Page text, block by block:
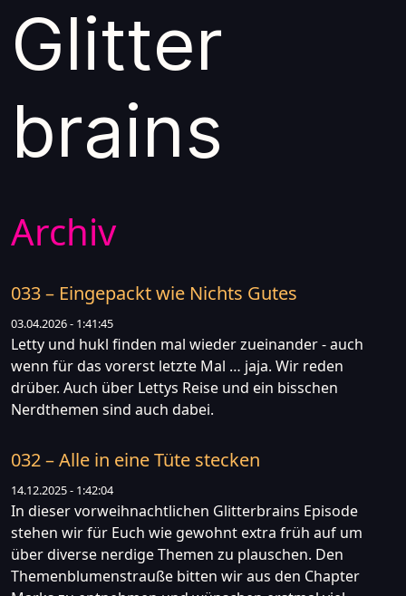
Glitter
brains
Archiv
033 – Eingepackt wie Nichts Gutes
03.04.2026 - 1:41:45
Letty und hukl finden mal wieder zueinander - auch
wenn für das vorerst letzte Mal … jaja. Wir reden
drüber. Auch über Lettys Reise und ein bisschen
Nerdthemen sind auch dabei.
032 – Alle in eine Tüte stecken
14.12.2025 - 1:42:04
In dieser vorweihnachtlichen Glitterbrains Episode
stehen wir für Euch wie gewohnt extra früh auf um
über diverse nerdige Themen zu plauschen. Den
Themenblumenstrauße bitten wir aus den Chapter